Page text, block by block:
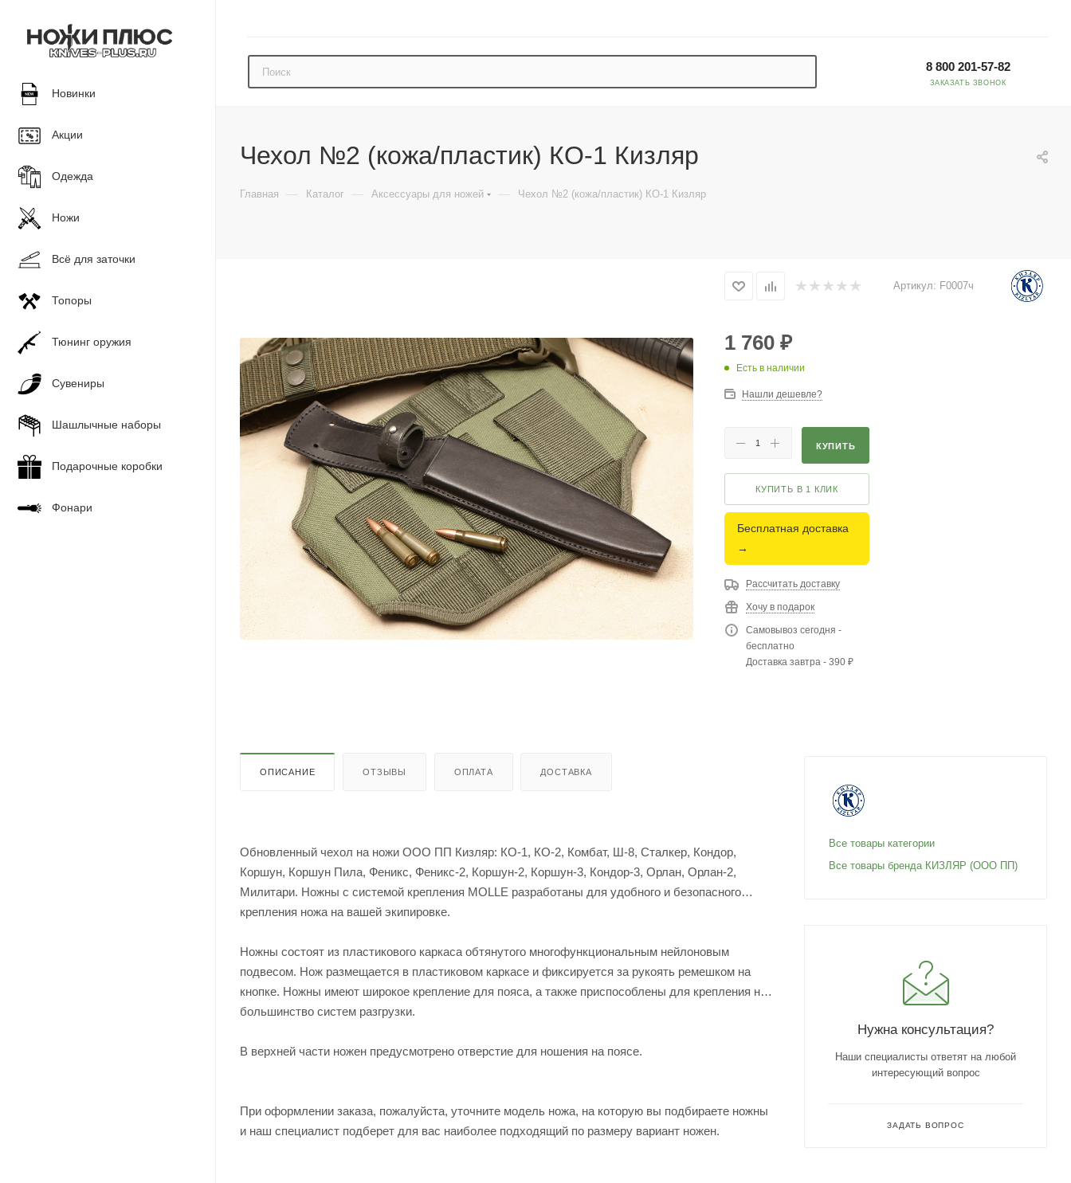
8 800 201-57-82
ЗАКАЗАТЬ ЗВОНОК
Новинки
Акции
Одежда
Ножи
Всё для заточки
Топоры
Тюнинг оружия
Сувениры
Шашлычные наборы
Подарочные коробки
Фонари
Чехол №2 (кожа/пластик) КО-1 Кизляр
Главная — Каталог — Аксессуары для ножей — Чехол №2 (кожа/пластик) КО-1 Кизляр
Артикул: F0007ч
1 760₽
Есть в наличии
Нашли дешевле?
КУПИТЬ
КУПИТЬ В 1 КЛИК
Бесплатная доставка
→
Рассчитать доставку
Хочу в подарок
Самовывоз сегодня -
бесплатно
Доставка завтра - 390 ₽
ОПИСАНИЕ ОТЗЫВЫ ОПЛАТА ДОСТАВКА
Обновленный чехол на ножи ООО ПП Кизляр: КО-1, КО-2, Комбат, Ш-8, Сталкер, Кондор,
Коршун, Коршун Пила, Феникс, Феникс-2, Коршун-2, Коршун-3, Кондор-3, Орлан, Орлан-2,
Милитари. Ножны с системой крепления MOLLE разработаны для удобного и безопасного
крепления ножа на вашей экипировке.
Ножны состоят из пластикового каркаса обтянутого многофункциональным нейлоновым
подвесом. Нож размещается в пластиковом каркасе и фиксируется за рукоять ремешком на
кнопке. Ножны имеют широкое крепление для пояса, а также приспособлены для крепления на
большинство систем разгрузки.
В верхней части ножен предусмотрено отверстие для ношения на поясе.
При оформлении заказа, пожалуйста, уточните модель ножа, на которую вы подбираете ножны
и наш специалист подберет для вас наиболее подходящий по размеру вариант ножен.
Все товары категории
Все товары бренда КИЗЛЯР (ООО ПП)
Нужна консультация?
Наши специалисты ответят на любой
интересующий вопрос
ЗАДАТЬ ВОПРОС